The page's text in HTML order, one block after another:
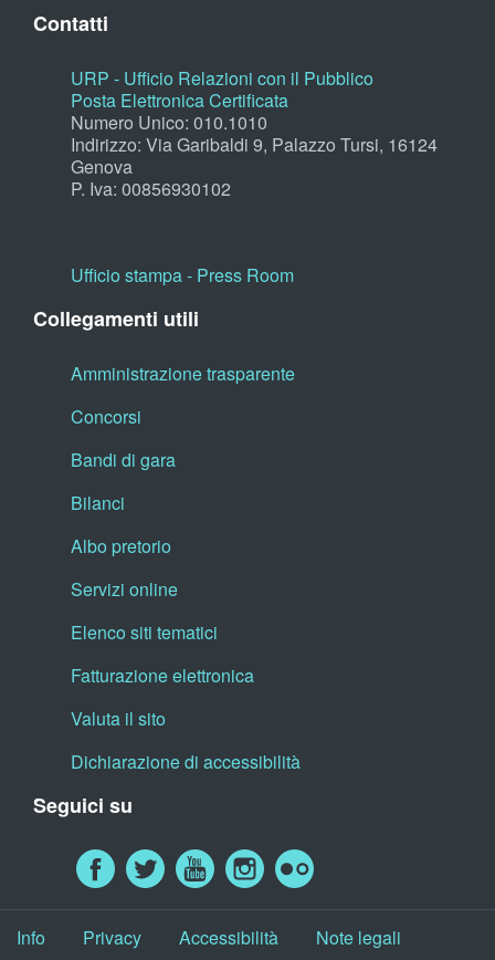
Contatti
URP - Ufficio Relazioni con il Pubblico
Posta Elettronica Certificata
Numero Unico: 010.1010
Indirizzo: Via Garibaldi 9, Palazzo Tursi, 16124
Genova
P. Iva: 00856930102
Ufficio stampa - Press Room
Collegamenti utili
Amministrazione trasparente
Concorsi
Bandi di gara
Bilanci
Albo pretorio
Servizi online
Elenco siti tematici
Fatturazione elettronica
Valuta il sito
Dichiarazione di accessibilità
Seguici su
Info Privacy Accessibilità Note legali